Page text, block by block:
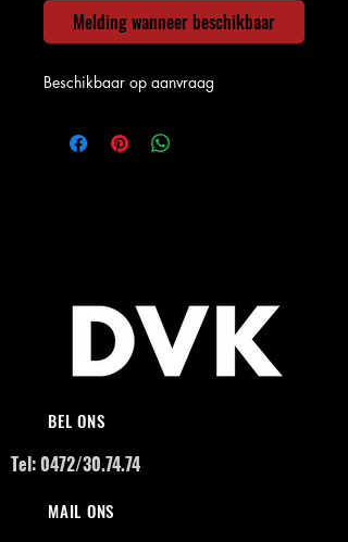
Melding wanneer beschikbaar
Beschikbaar op aanvraag
BEL ONS
Tel: 0472/30.74.74
MAIL ONS